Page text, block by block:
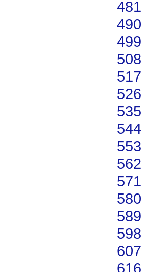
481
490
499
508
517
526
535
544
553
562
571
580
589
598
607
616